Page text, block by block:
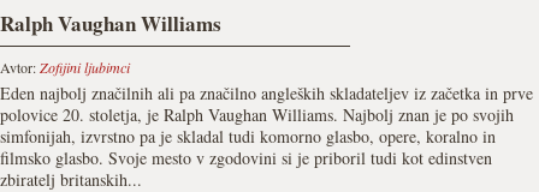
Ralph Vaughan Williams
Avtor:Zofijini ljubimci
Eden najbolj značilnih ali pa značilno angleških skladateljev iz začetka in prve
polovice 20. stoletja, je Ralph Vaughan Williams. Najbolj znan je po svojih
simfonijah, izvrstno pa je skladal tudi komorno glasbo, opere, koralno in
filmsko glasbo. Svoje mesto v zgodovini si je priboril tudi kot edinstven
zbiratelj britanskih...